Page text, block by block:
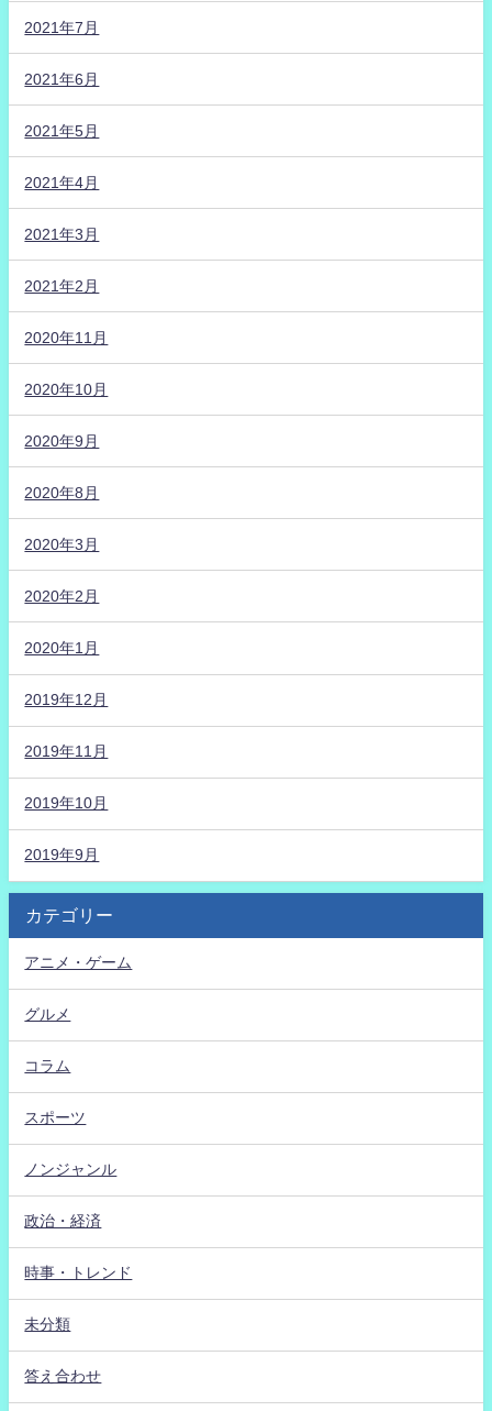
2021年7月
2021年6月
2021年5月
2021年4月
2021年3月
2021年2月
2020年11月
2020年10月
2020年9月
2020年8月
2020年3月
2020年2月
2020年1月
2019年12月
2019年11月
2019年10月
2019年9月
カテゴリー
アニメ・ゲーム
グルメ
コラム
スポーツ
ノンジャンル
政治・経済
時事・トレンド
未分類
答え合わせ